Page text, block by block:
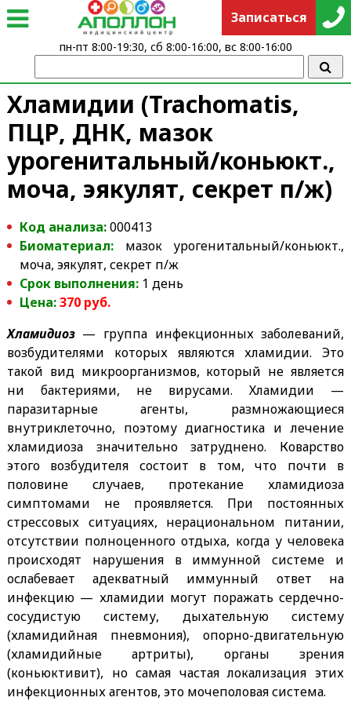
Хламидии (Trachomatis,
ПЦР, ДНК, мазок
урогенитальный/коньюкт.,
моча, эякулят, секрет п/ж)
Код анализа:000413
Биоматериал: мазок урогенитальный/коньюкт.,
моча, эякулят, секрет п/ж
Срок выполнения: 1 день
Цена:370руб.
Хламидиоз— группа инфекционных заболеваний,
возбудителями которых являются хламидии. Это
такой вид микроорганизмов, который не является
ни бактериями, не вирусами. Хламидии —
паразитарные агенты, размножающиеся
внутриклеточно, поэтому диагностика и лечение
хламидиоза значительно затруднено. Коварство
этого возбудителя состоит в том, что почти в
половине случаев, протекание хламидиоза
симптомами не проявляется. При постоянных
стрессовых ситуациях, нерациональном питании,
отсутствии полноценного отдыха, когда у человека
происходят нарушения в иммунной системе и
ослабевает адекватный иммунный ответ на
инфекцию — хламидии могут поражать сердечно-
сосудистую систему, дыхательную систему
(хламидийная пневмония), опорно-двигательную
(хламидийные артриты), органы зрения
(коньюктивит), но самая частая локализация этих
инфекционных агентов, это мочеполовая система.
Записаться
пн-пт 8:00-19:30, сб 8:00-16:00, вс 8:00-16:00